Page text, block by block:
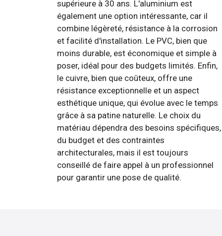
supérieure à 30 ans. L'aluminium est
également une option intéressante, car il
combine légèreté, résistance à la corrosion
et facilité d'installation. Le PVC, bien que
moins durable, est économique et simple à
poser, idéal pour des budgets limités. Enfin,
le cuivre, bien que coûteux, offre une
résistance exceptionnelle et un aspect
esthétique unique, qui évolue avec le temps
grâce à sa patine naturelle. Le choix du
matériau dépendra des besoins spécifiques,
du budget et des contraintes
architecturales, mais il est toujours
conseillé de faire appel à un professionnel
pour garantir une pose de qualité.